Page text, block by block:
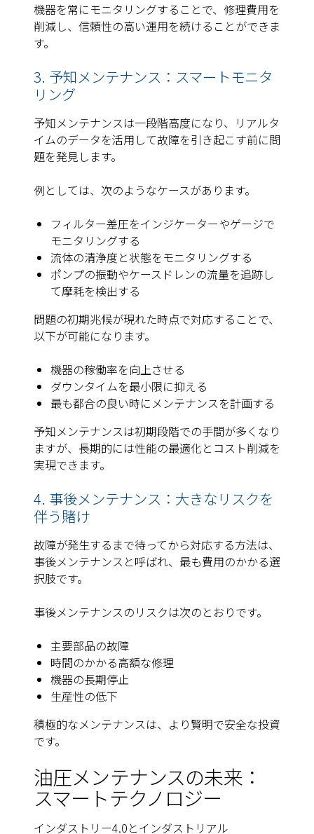
機器を常にモニタリングすることで、修理費用を
削減し、信頼性の高い運用を続けることができま
す。
3. 予知メンテナンス：スマートモニタ
リング
予知メンテナンスは一段階高度になり、リアルタ
イムのデータを活用して故障を引き起こす前に問
題を発見します。
例としては、次のようなケースがあります。
フィルター差圧をインジケーターやゲージで
モニタリングする
流体の清浄度と状態をモニタリングする
ポンプの振動やケースドレンの流量を追跡し
て摩耗を検出する
問題の初期兆候が現れた時点で対応することで、
以下が可能になります。
機器の稼働率を向上させる
ダウンタイムを最小限に抑える
最も都合の良い時にメンテナンスを計画する
予知メンテナンスは初期段階での手間が多くなり
ますが、長期的には性能の最適化とコスト削減を
実現できます。
4. 事後メンテナンス：大きなリスクを
伴う賭け
故障が発生するまで待ってから対応する方法は、
事後メンテナンスと呼ばれ、最も費用のかかる選
択肢です。
事後メンテナンスのリスクは次のとおりです。
主要部品の故障
時間のかかる高額な修理
機器の長期停止
生産性の低下
積極的なメンテナンスは、より賢明で安全な投資
です。
油圧メンテナンスの未来：
スマートテクノロジー
インダストリー4.0とインダストリアル